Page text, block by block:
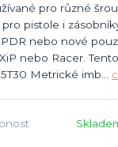
pro různé
pistole i
PDR nebo nové
nebo Racer.
Metrické imb...